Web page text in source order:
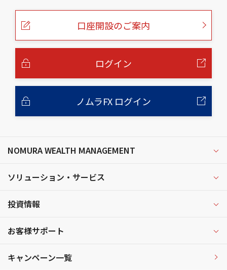
口座開設のご案内
ログイン
ノムラFX ログイン
NOMURA WEALTH MANAGEMENT
ソリューション・サービス
投資情報
お客様サポート
キャンペーン一覧